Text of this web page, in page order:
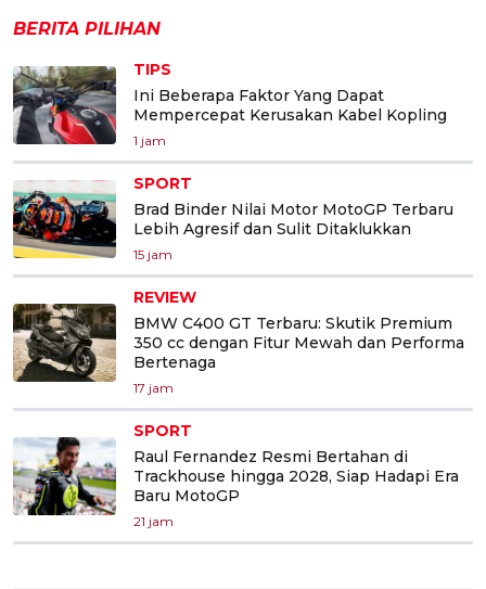
BERITA PILIHAN
TIPS
Ini Beberapa Faktor Yang Dapat
Mempercepat Kerusakan Kabel Kopling
1 jam
SPORT
Brad Binder Nilai Motor MotoGP Terbaru
Lebih Agresif dan Sulit Ditaklukkan
15 jam
REVIEW
BMW C400 GT Terbaru: Skutik Premium
350 cc dengan Fitur Mewah dan Performa
Bertenaga
17 jam
SPORT
Raul Fernandez Resmi Bertahan di
Trackhouse hingga 2028, Siap Hadapi Era
Baru MotoGP
21 jam